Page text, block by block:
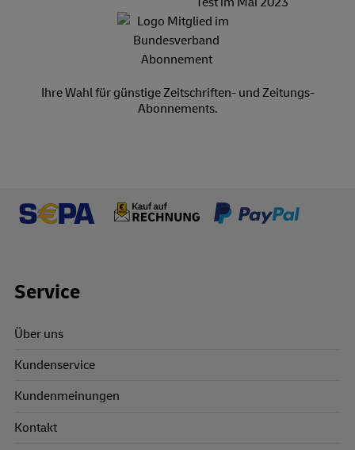
Ihre Wahl für günstige Zeitschriften- und Zeitungs-
Abonnements.
Footer Links
Service
Über uns
Kundenservice
Kundenmeinungen
Kontakt